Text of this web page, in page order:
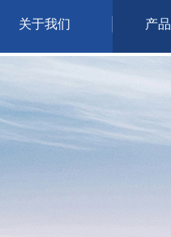
关于我们 产